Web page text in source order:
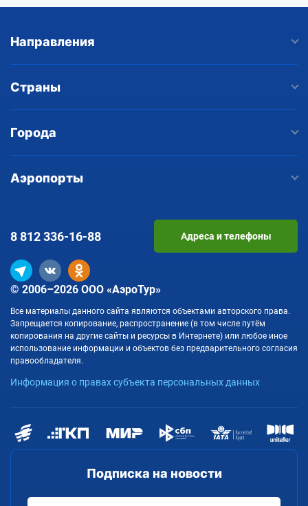
Направления
Страны
Города
Аэропорты
Подписка на новости
© 2006–2026 ООО «АэроТур»
Все материалы данного сайта являются объектами авторского права.
Запрещается копирование, распространение (в том числе путём
копирования на другие сайты и ресурсы в Интернете) или любое иное
использование информации и объектов без предварительного согласия
правообладателя.
Информация о правах субъекта персональных данных
8 812336-16-88 Адреса и телефоны